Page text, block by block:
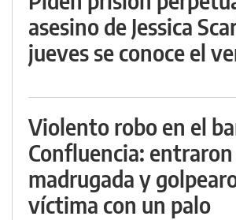
asesino de Jessica
jueves se conoce el
Violento robo en el
Confluencia: entraron
madrugada y
víctima con un palo